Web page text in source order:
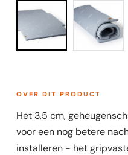
OVER DIT PRODUCT
Het 3,5 cm,
voor een nog betere
installeren - het